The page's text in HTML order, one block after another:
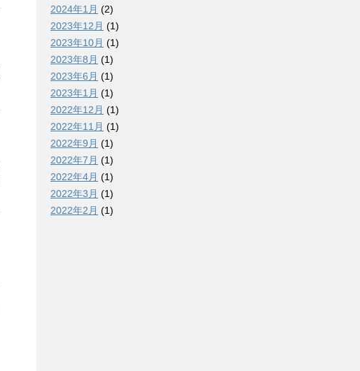
2024年1月 (2)
2023年12月 (1)
2023年10月 (1)
2023年8月 (1)
2023年6月 (1)
2023年1月 (1)
2022年12月 (1)
2022年11月 (1)
2022年9月 (1)
2022年7月 (1)
2022年4月 (1)
2022年3月 (1)
2022年2月 (1)